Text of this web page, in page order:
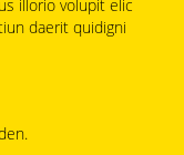
illorio volupit elic
daerit quidigni